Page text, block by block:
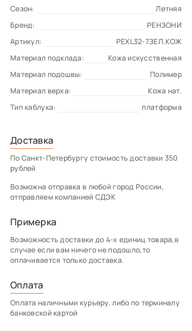
Сезон:
Летняя
Бренд:
РЕНЗОНИ
Артикул:
PEXL32-7ЗЕЛ.КОЖ
Материал подклада:
Кожа искусственная
Материал подошвы:
Полимер
Материал верха:
Кожа нат.
Тип каблука:
платформа
Доставка
По Санкт-Петербургу стоимость доставки 350
рублей
Возможна отправка в любой город России,
отправляем компанией СДЭК
Примерка
Возможность доставки до 4-х единиц товара,в
случае если вам ничего не подошло,то
оплачивается только доставка.
Оплата
Оплата наличными курьеру, либо по терминалу
банковской картой